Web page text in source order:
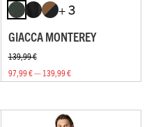
+ 3
GIACCA MONTEREY
139,99 €
97,99 € — 139,99 €